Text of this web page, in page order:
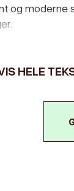
moderne
HELE